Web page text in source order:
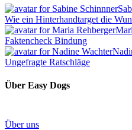
Wie ein Hinterhandtarget die
Faktencheck Bindung
Ungefragte Ratschläge
Über Easy Dogs
Über uns